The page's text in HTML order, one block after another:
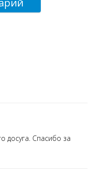
досуга. Спасибо за